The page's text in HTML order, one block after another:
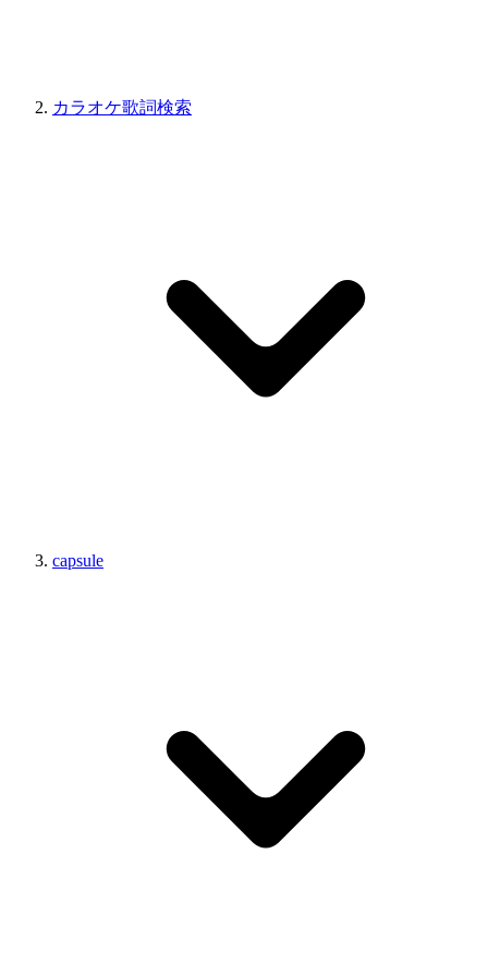
カラオケ歌詞検索
capsule